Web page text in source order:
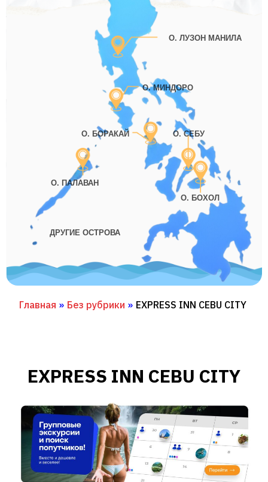
О. ЛУЗОН МАНИЛА
О. МИНДОРО
О. БОРАКАЙ
О. ПАЛАВАН
О. СЕБУ
О. БОХОЛ
ДРУГИЕ ОСТРОВА
Главная » Без рубрики » EXPRESS INN CEBU CITY
EXPRESS INN CEBU CITY